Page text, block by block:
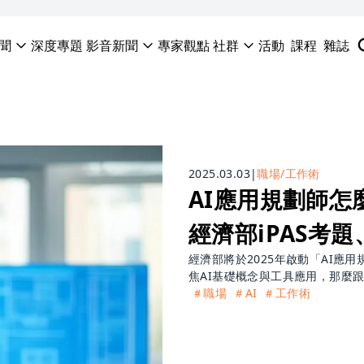
深度專題 影音新聞 專家觀點社群 活動 課程 雜誌
2025.03.03|職場/工作術
AI應用規劃師怎
經濟部iPAS考
經濟部將於2025年啟動「AI應用
焦AI基礎概念與工具應用，那麼
＃職場 ＃AI ＃工作術